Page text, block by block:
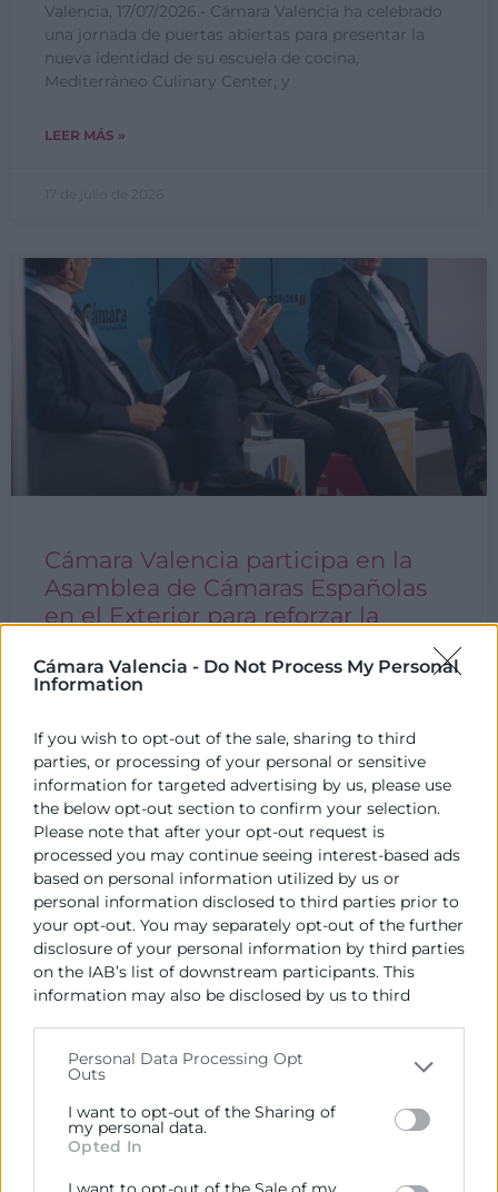
Cámara Valencia - Do Not Process My Personal
Information
If you wish to opt-out of the sale, sharing to third
parties, or processing of your personal or sensitive
information for targeted advertising by us, please use
the below opt-out section to confirm your selection.
Please note that after your opt-out request is
processed you may continue seeing interest-based ads
based on personal information utilized by us or
personal information disclosed to third parties prior to
your opt-out. You may separately opt-out of the further
disclosure of your personal information by third parties
on the IAB’s list of downstream participants. This
information may also be disclosed by us to third
Please note that this website/app uses one or more
Google services and may gather and store information
including but not limited to your visit or usage
behaviour. You may click to grant or deny consent to
Personal Data Processing Opt
Outs
I want to opt-out of the Sharing of
my personal data.
Opted In
Valencia, 17/07/2026.- Cámara Valencia ha celebrado
una jornada de puertas abiertas para presentar la
nueva identidad de su escuela de cocina,
Mediterráneo Culinary Center, y
LEER MÁS »
Cámara Valencia participa en la
Asamblea de Cámaras Españolas
en el Exterior para reforzar la
Madrid, 9 de julio de 2026.– El vicepresidente de
José Vicente Morata, ha participado esta semana en
la
9 de julio de 2026